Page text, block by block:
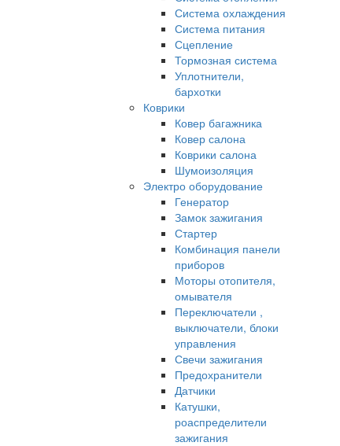
Система охлаждения
Система питания
Сцепление
Тормозная система
Уплотнители,
бархотки
Коврики
Ковер багажника
Ковер салона
Коврики салона
Шумоизоляция
Электро оборудование
Генератор
Замок зажигания
Стартер
Комбинация панели
приборов
Моторы отопителя,
омывателя
Переключатели ,
выключатели, блоки
управления
Свечи зажигания
Предохранители
Датчики
Катушки,
роаспределители
зажигания